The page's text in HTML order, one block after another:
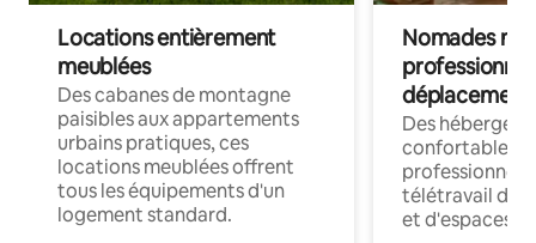
Locations entièrement
meublées
Des cabanes de montagne
paisibles aux appartements
urbains pratiques, ces
locations meublées offrent
tous les équipements d'un
logement standard.
Nomades
déplacement
Des
confortables
professionnels
télétravail
et d'espaces